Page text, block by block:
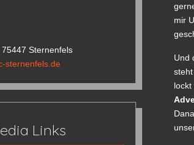
Sternenfels
sternenfels.de
Links
mir
Und